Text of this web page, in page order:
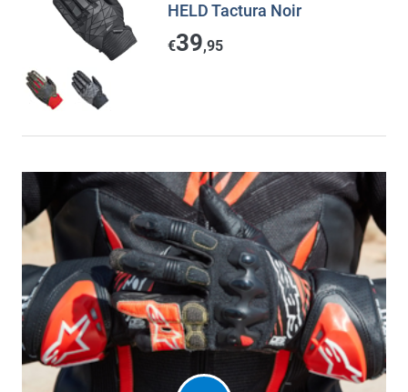
HELD Tactura Noir
€39,95